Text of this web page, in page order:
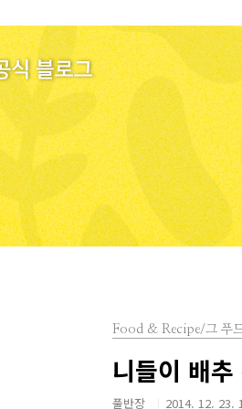
Food & Recipe/그 푸
니들이 배
풀반장 2014. 12. 23.